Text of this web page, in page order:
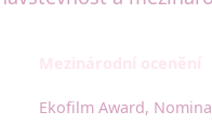
Ekofilm Award,